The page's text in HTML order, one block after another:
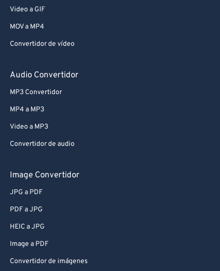
Video a GIF
MOV a MP4
Convertidor de vídeo
Audio Convertidor
MP3 Convertidor
MP4 a MP3
Video a MP3
Convertidor de audio
Image Convertidor
JPG a PDF
PDF a JPG
HEIC a JPG
Image a PDF
Convertidor de imágenes